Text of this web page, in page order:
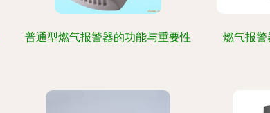
普通型燃气报警器的功能与重要性 燃气报